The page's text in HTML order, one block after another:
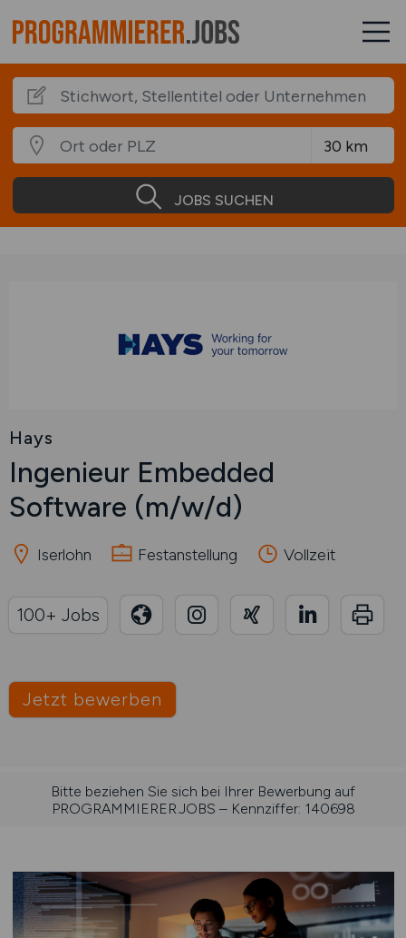
JOBS SUCHEN
Hays
Ingenieur Embedded
Software (m/w/d)
Iserlohn Festanstellung Vollzeit
Jetzt bewerben
100+ Jobs
Bitte beziehen Sie sich bei Ihrer Bewerbung auf
PROGRAMMIERER.JOBS – Kennziffer: 140698